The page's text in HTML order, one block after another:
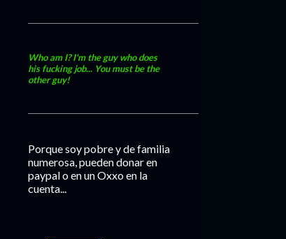
Who am I? I'm the guy who does
his fucking job... You must be the
other guy!
Porque soy pobre y de familia
numerosa, pueden donar en
paypal o en un Oxxo en la
cuenta...